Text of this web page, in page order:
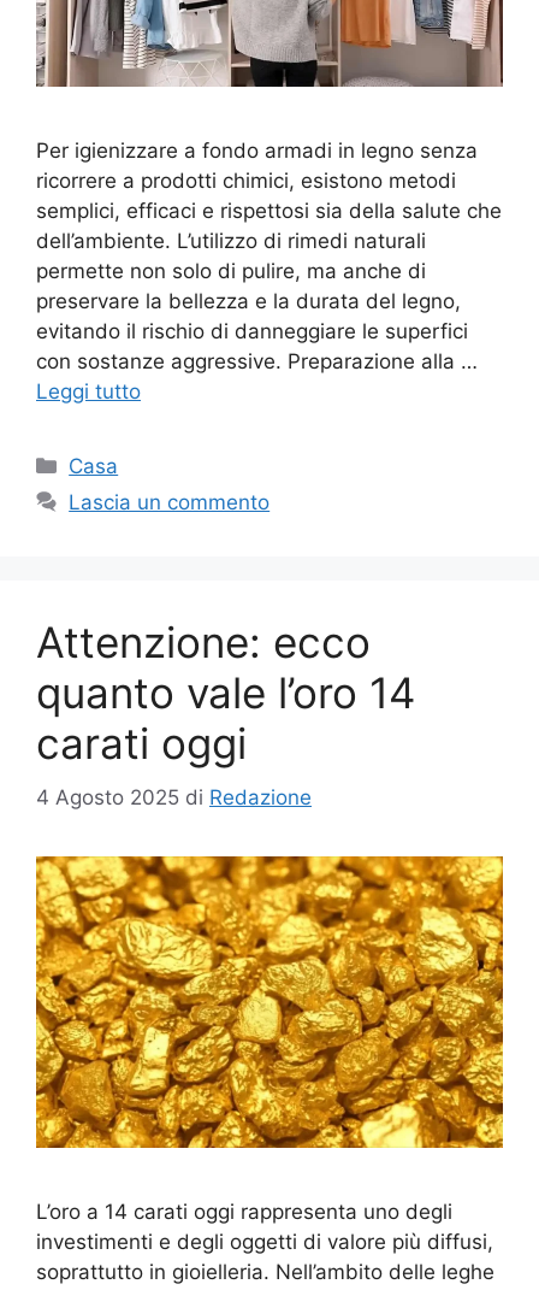
Per igienizzare a fondo armadi in legno senza
ricorrere a prodotti chimici, esistono metodi
semplici, efficaci e rispettosi sia della salute che
dell’ambiente. L’utilizzo di rimedi naturali
permette non solo di pulire, ma anche di
preservare la bellezza e la durata del legno,
evitando il rischio di danneggiare le superfici
con sostanze aggressive. Preparazione alla …
Leggi tutto
Categorie
Casa
Lascia un commento
Attenzione: ecco
quanto vale l’oro 14
carati oggi
4 Agosto 2025 di Redazione
L’oro a 14 carati oggi rappresenta uno degli
investimenti e degli oggetti di valore più diffusi,
soprattutto in gioielleria. Nell’ambito delle leghe